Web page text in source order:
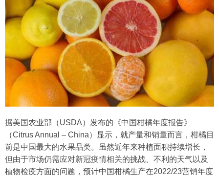
据美国农业部（USDA）发布的《中国柑橘年度报告》
（Citrus Annual – China）显示，就产量和销量而言，柑橘目
前是中国最大的水果品类。虽然近年来种植面积持续增长，
但由于市场仍需应对新冠疫情相关的挑战、不利的天气以及
植物检疫方面的问题，预计中国柑橘生产在2022/23营销年度